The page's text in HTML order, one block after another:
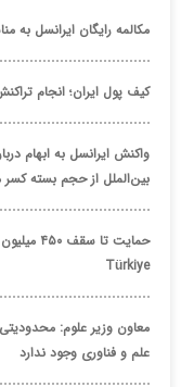
مکالمه رایگان ایرانسل به
کیف پول ایران؛ انجام
واکنش ایرانسل به ابهام
بین‌الملل از حجم بسته
Türkiye
معاون وزیر علوم:
علم و فناوری وجود ندارد